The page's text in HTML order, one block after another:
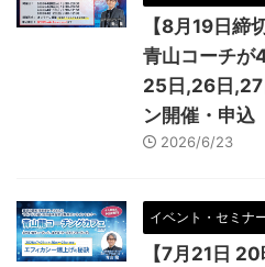
【8月19日締
青山コーチが
25日,26日,27
ン開催・申込
2026/6/23
イベント・セミナ
【7月21日